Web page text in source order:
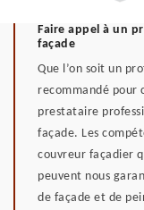
Faire appel à un
façade
Que l’on soit un
recommandé pour
prestataire
façade. Les
couvreur façadier
peuvent nous
de façade et de